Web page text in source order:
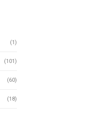
(1)
(101)
(60)
(18)